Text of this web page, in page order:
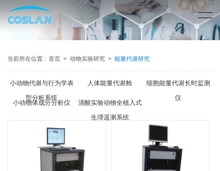
当前所在位置 : 首页 > 动物实验研究 > 能量代谢研究
小动物代谢与行为学表
型分析系统
人体能量代谢舱
细胞能量代谢长时监测
仪
小动物体成分分析仪
清醒实验动物全植入式
生理遥测系统